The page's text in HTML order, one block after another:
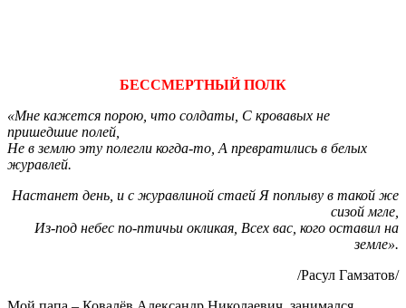
БЕССМЕРТНЫЙ ПОЛК
«Мне кажется порою, что солдаты, С кровавых не
пришедшие полей,
Не в землю эту полегли когда-то, А превратились в белых
журавлей.
Настанет день, и с журавлиной стаей Я поплыву в такой же
сизой мгле,
Из-под небес по-птичьи окликая, Всех вас, кого оставил на
земле».
/Расул Гамзатов/